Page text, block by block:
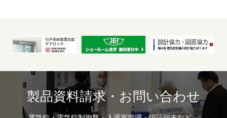
製品資料請求・お問い合わせ